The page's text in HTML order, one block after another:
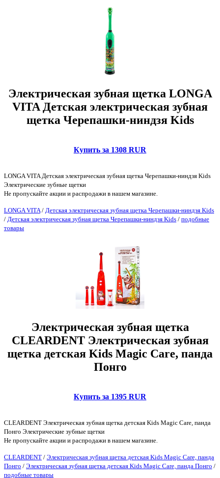
Электрическая зубная щетка LONGA
VITA Детская электрическая зубная
щетка Черепашки-ниндзя Kids
Купить за 1308 RUR
LONGA VITA Детская электрическая зубная щетка Черепашки-ниндзя Kids
Электрические зубные щетки
Не пропускайте акции и распродажи в нашем магазине.
LONGA VITA / Детская электрическая зубная щетка Черепашки-ниндзя Kids
/ Детская электрическая зубная щетка Черепашки-ниндзя Kids / подобные
товары
Электрическая зубная щетка
CLEARDENT Электрическая зубная
щетка детская Kids Magic Care, панда
Понго
Купить за 1395 RUR
CLEARDENT Электрическая зубная щетка детская Kids Magic Care, панда
Понго Электрические зубные щетки
Не пропускайте акции и распродажи в нашем магазине.
CLEARDENT / Электрическая зубная щетка детская Kids Magic Care, панда
Понго / Электрическая зубная щетка детская Kids Magic Care, панда Понго /
подобные товары